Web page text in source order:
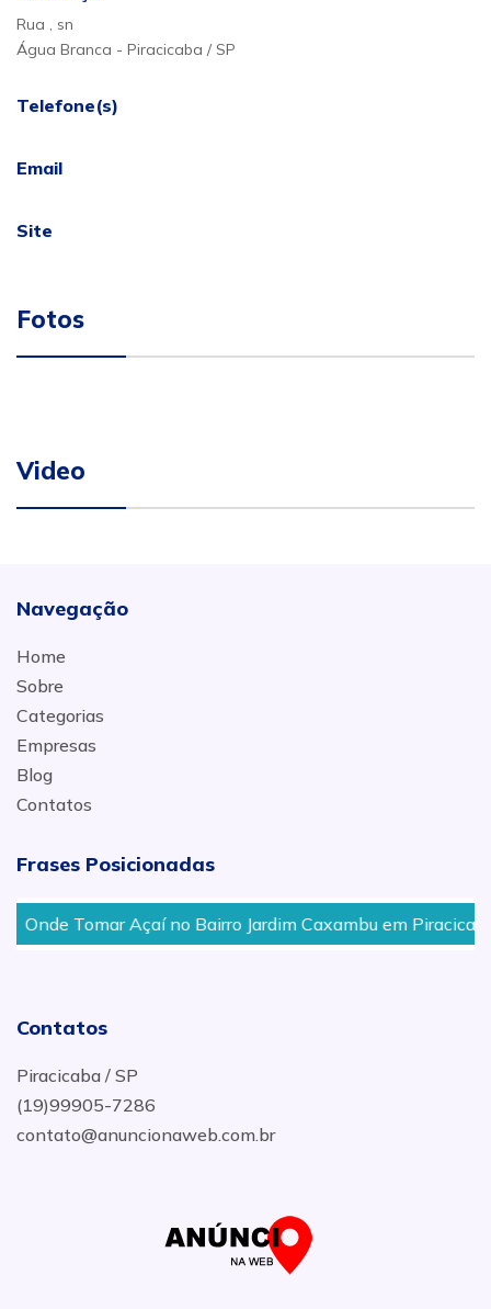
Rua , sn
Água Branca - Piracicaba / SP
Telefone(s)
Email
Site
Fotos
Video
Navegação
Home
Sobre
Categorias
Empresas
Blog
Contatos
Frases Posicionadas
Onde Tomar Açaí no Bairro Jardim Caxambu em Piracicaba
Contatos
Piracicaba / SP
(19)99905-7286
contato@anuncionaweb.com.br